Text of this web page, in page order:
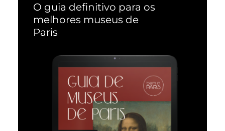
O guia definitivo para os
melhores museus de
Paris